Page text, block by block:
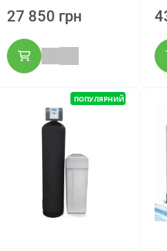
27 850 грн
ПОПУЛЯРНИЙ